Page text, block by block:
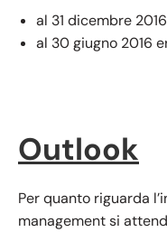
al 31 dicembre
al 30 giugno 2016
Outlook
Per quanto riguarda
management si